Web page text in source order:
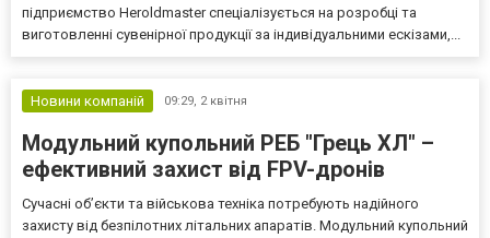
підприємство Heroldmaster спеціалізується на розробці та
виготовленні сувенірної продукції за індивідуальними ескізами,...
Новини компаній 09:29, 2 квітня
Модульний купольний РЕБ "Грець ХЛ" –
ефективний захист від FPV-дронів
Сучасні об’єкти та військова техніка потребують надійного
захисту від безпілотних літальних апаратів. Модульний купольний